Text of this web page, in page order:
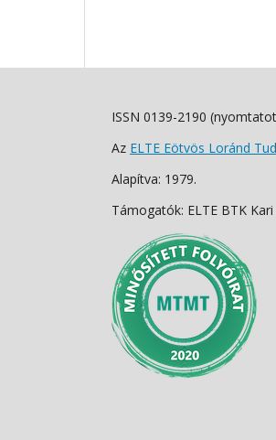
ISSN 0139-2190
Az ELTE Eötvös Loránd
Alapítva: 1979.
Támogatók: ELTE BTK